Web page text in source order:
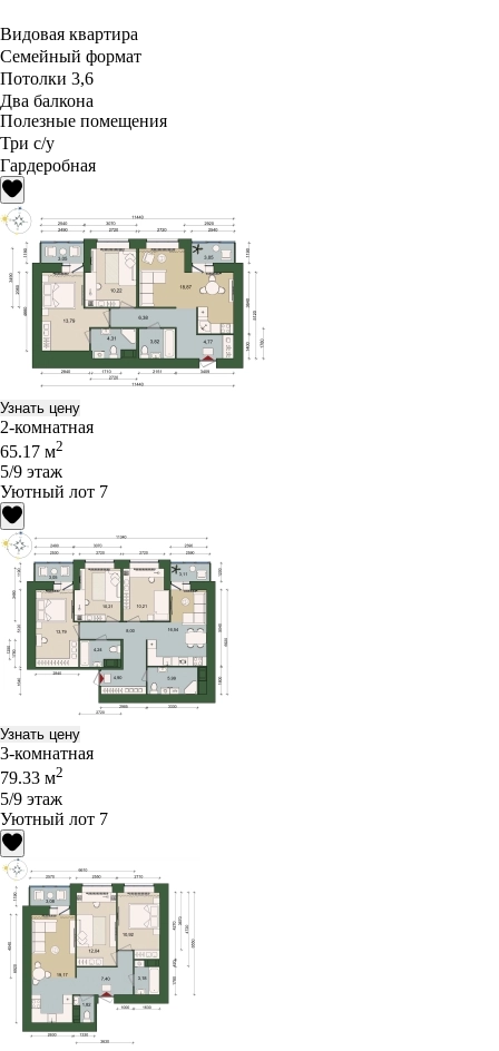
Видовая квартира
Семейный формат
Потолки 3,6
Два балкона
Полезные помещения
Три с/у
Гардеробная
Узнать цену
2-комнатная
65.17 м2
5/9 этаж
Уютный лот 7
Узнать цену
3-комнатная
79.33 м2
5/9 этаж
Уютный лот 7